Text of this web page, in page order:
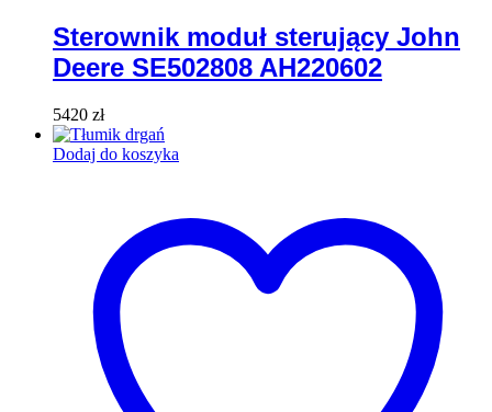
Sterownik moduł sterujący John
Deere SE502808 AH220602
5420 zł
Dodaj do koszyka